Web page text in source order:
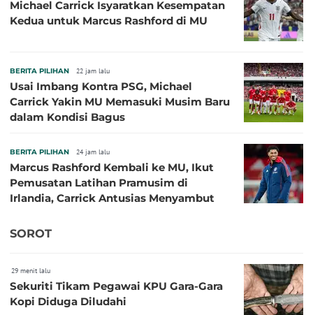
Michael Carrick Isyaratkan Kesempatan
Kedua untuk Marcus Rashford di MU
BERITA PILIHAN 22 jam lalu
Usai Imbang Kontra PSG, Michael
Carrick Yakin MU Memasuki Musim Baru
dalam Kondisi Bagus
BERITA PILIHAN 24 jam lalu
Marcus Rashford Kembali ke MU, Ikut
Pemusatan Latihan Pramusim di
Irlandia, Carrick Antusias Menyambut
SOROT
29 menit lalu
Sekuriti Tikam Pegawai KPU Gara-Gara
Kopi Diduga Diludahi